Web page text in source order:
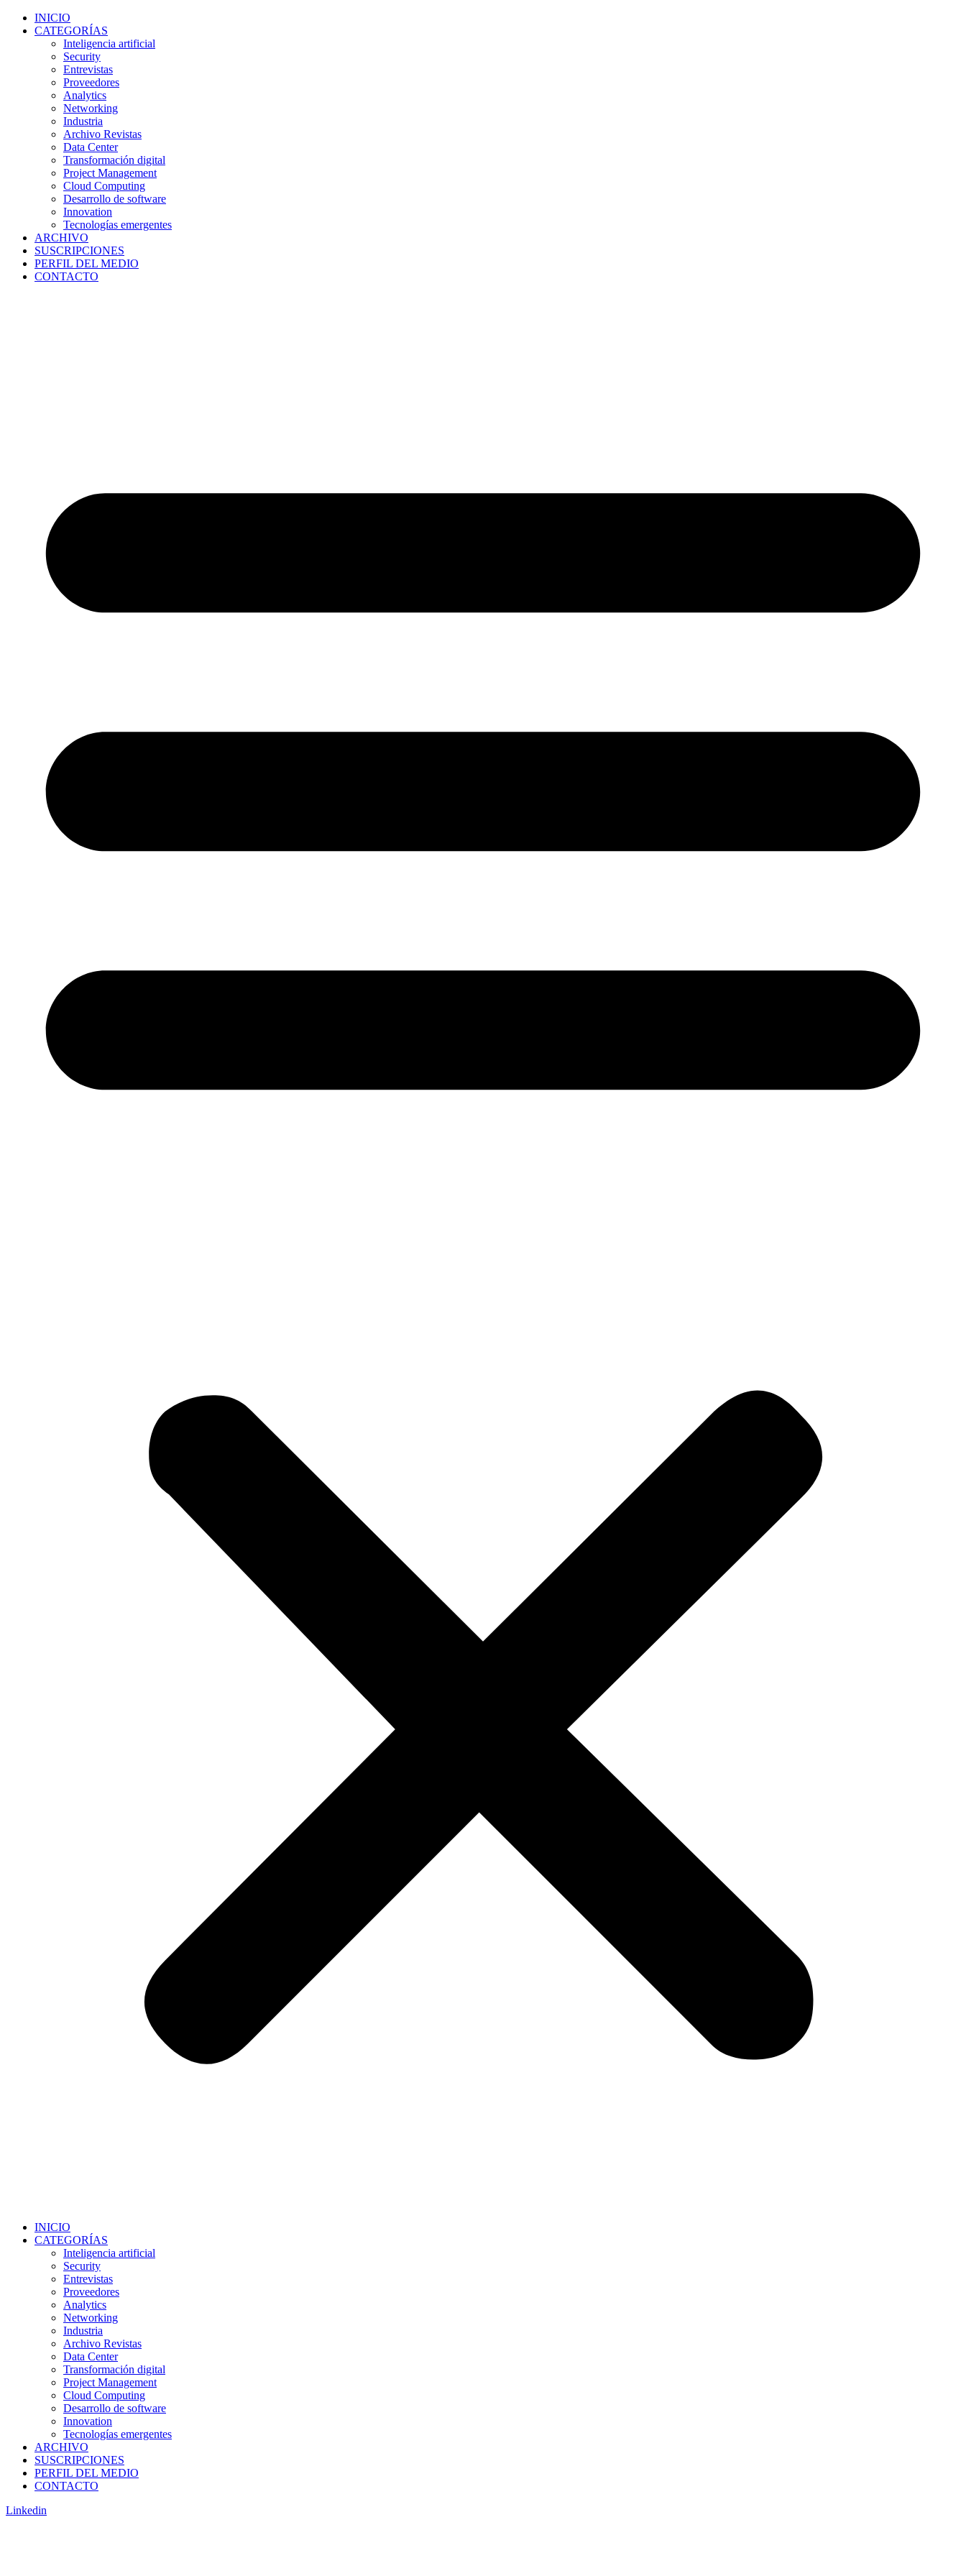
INICIO
CATEGORÍAS
Inteligencia artificial
Security
Entrevistas
Proveedores
Analytics
Networking
Industria
Archivo Revistas
Data Center
Transformación digital
Project Management
Cloud Computing
Desarrollo de software
Innovation
Tecnologías emergentes
ARCHIVO
SUSCRIPCIONES
PERFIL DEL MEDIO
CONTACTO
INICIO
CATEGORÍAS
Inteligencia artificial
Security
Entrevistas
Proveedores
Analytics
Networking
Industria
Archivo Revistas
Data Center
Transformación digital
Project Management
Cloud Computing
Desarrollo de software
Innovation
Tecnologías emergentes
ARCHIVO
SUSCRIPCIONES
PERFIL DEL MEDIO
CONTACTO
Linkedin